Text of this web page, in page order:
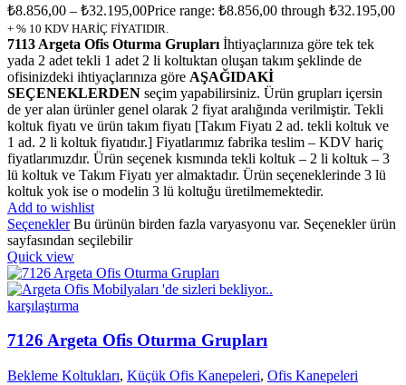
₺8.856,00 – ₺32.195,00Price range: ₺8.856,00 through ₺32.195,00
+ % 10 KDV HARİÇ FİYATIDIR.
7113 Argeta Ofis Oturma Grupları İhtiyaçlarınıza göre tek tek
yada 2 adet tekli 1 adet 2 li koltuktan oluşan takım şeklinde de
ofisinizdeki ihtiyaçlarınıza göre AŞAĞIDAKİ
SEÇENEKLERDEN seçim yapabilirsiniz. Ürün grupları içersin
de yer alan ürünler genel olarak 2 fiyat aralığında verilmiştir. Tekli
koltuk fiyatı ve ürün takım fiyatı [Takım Fiyatı 2 ad. tekli koltuk ve
1 ad. 2 li koltuk fiyatıdır.] Fiyatlarımız fabrika teslim – KDV hariç
fiyatlarımızdır. Ürün seçenek kısmında tekli koltuk – 2 li koltuk – 3
lü koltuk ve Takım Fiyatı yer almaktadır. Ürün seçeneklerinde 3 lü
koltuk yok ise o modelin 3 lü koltuğu üretilmemektedir.
Add to wishlist
Seçenekler Bu ürünün birden fazla varyasyonu var. Seçenekler ürün
sayfasından seçilebilir
Quick view
karşılaştırma
7126 Argeta Ofis Oturma Grupları
Bekleme Koltukları, Küçük Ofis Kanepeleri, Ofis Kanepeleri